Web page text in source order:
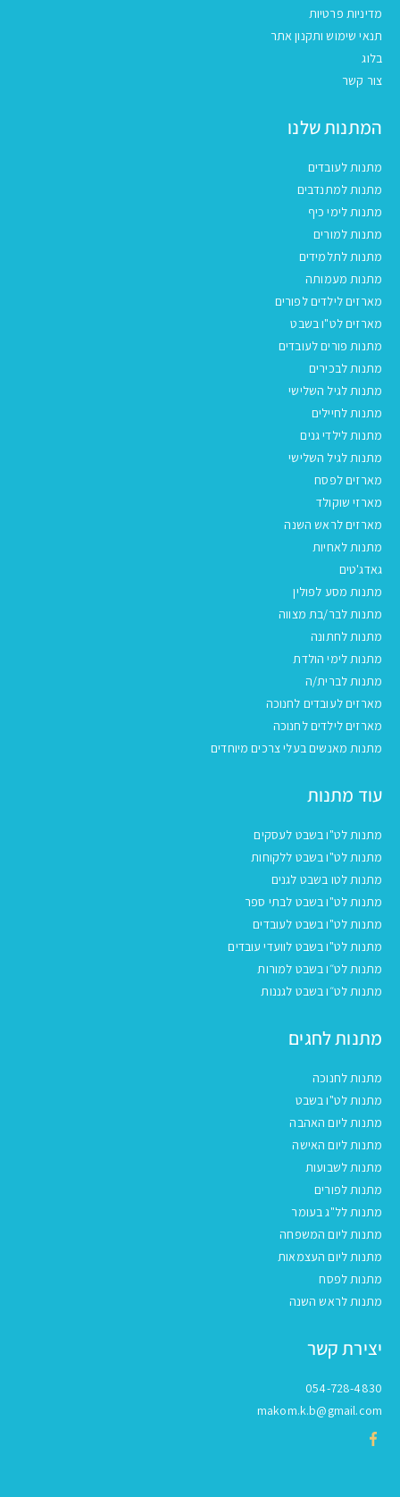
מדיניות פרטיות
תנאי שימוש ותקנון אתר
בלוג
צור קשר
המתנות שלנו
מתנות לעובדים
מתנות למתנדבים
מתנות לימי כיף
מתנות למורים
מתנות לתלמידים
מתנות מעמותה
מארזים לילדים לפורים
מארזים לט"ו בשבט
מתנות פורים לעובדים
מתנות לבכירים
מתנות לגיל השלישי
מתנות לחיילים
מתנות לילדי גנים
מתנות לגיל השלישי
מארזים לפסח
מארזי שוקולד
מארזים לראש השנה
מתנות לאחיות
גאדג'טים
מתנות מסע לפולין
מתנות לבר/בת מצווה
מתנות לחתונה
מתנות לימי הולדת
מתנות לברית/ה
מארזים לעובדים לחנוכה
מארזים לילדים לחנוכה
מתנות מאנשים בעלי צרכים מיוחדים
עוד מתנות
מתנות לט"ו בשבט לעסקים
מתנות לט"ו בשבט ללקוחות
מתנות לטו בשבט לגנים
מתנות לט"ו בשבט לבתי ספר
מתנות לט"ו בשבט לעובדים
מתנות לט"ו בשבט לוועדי עובדים
מתנות לט״ו בשבט למורות
מתנות לט״ו בשבט לגננות
מתנות לחגים
מתנות לחנוכה
מתנות לט"ו בשבט
מתנות ליום האהבה
מתנות ליום האישה
מתנות לשבועות
מתנות לפורים
מתנות לל"ג בעומר
מתנות ליום המשפחה
מתנות ליום העצמאות
מתנות לפסח
מתנות לראש השנה
יצירת קשר
054-728-4830
makom.k.b@gmail.com